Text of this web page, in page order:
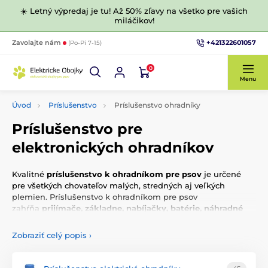
☀️ Letný výpredaj je tu! Až 50% zľavy na všetko pre vašich
miláčikov!
Zavolajte nám (Po-Pi 7-15) +421322601057
0
Menu
Úvod Príslušenstvo Príslušenstvo ohradníky
Príslušenstvo pre
elektronických ohradníkov
Kvalitné príslušenstvo k ohradníkom pre psov je určené
pre všetkých chovateľov malých, stredných aj veľkých
plemien. Príslušenstvo k ohradníkom pre psov
zahŕňa prijímače, základne, nabíjačky, batérie, náhradné
alebo ďalších parametrov.
Zobraziť celý popis ›